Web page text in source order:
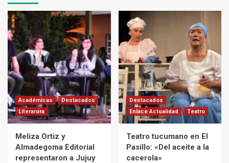
Académicas
Destacados
Literarura
Meliza Ortiz y
Almadegoma Editorial
representaron a Jujuy
Destacados
Enlace Actualidad
Teatro
Teatro tucumano en El
Pasillo: «Del aceite a la
cacerola»